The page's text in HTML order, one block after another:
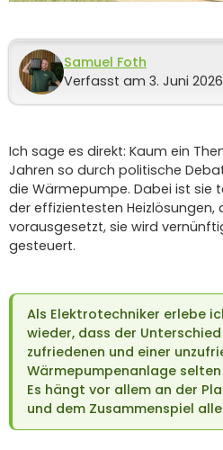
Samuel Foth
Verfasst am 3. Juni 2026
Ich sage es direkt: Kaum ein
Jahren so durch politische
die Wärmepumpe. Dabei ist sie
der effizientesten Heizlösungen,
vorausgesetzt, sie wird
gesteuert.
Als Elektrotechniker erlebe
wieder, dass der
zufriedenen und einer
Wärmepumpenanlage
Es hängt vor allem an der
und dem Zusammenspiel